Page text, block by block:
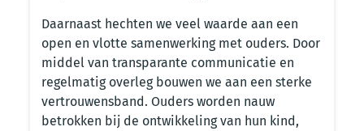
Daarnaast hechten we veel waarde aan een
open en vlotte samenwerking met ouders. Door
middel van transparante communicatie en
regelmatig overleg bouwen we aan een sterke
vertrouwensband. Ouders worden nauw
betrokken bij de ontwikkeling van hun kind,